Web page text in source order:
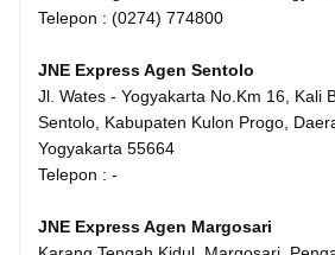
Telepon : (0274) 774800
JNE Express Agen Sentolo
Jl. Wates - Yogyakarta No.Km 16, Kali
Sentolo, Kabupaten Kulon Progo,
Yogyakarta 55664
Telepon : -
JNE Express Agen Margosari